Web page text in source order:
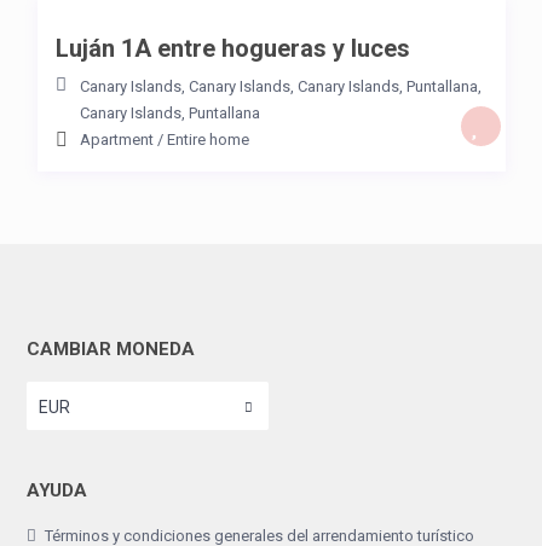
Luján 1A entre hogueras y luces
Canary Islands, Canary Islands, Canary Islands, Puntallana,
Canary Islands, Puntallana
Apartment/ Entire home
CAMBIAR MONEDA
EUR
AYUDA
Términos y condiciones generales del arrendamiento turístico